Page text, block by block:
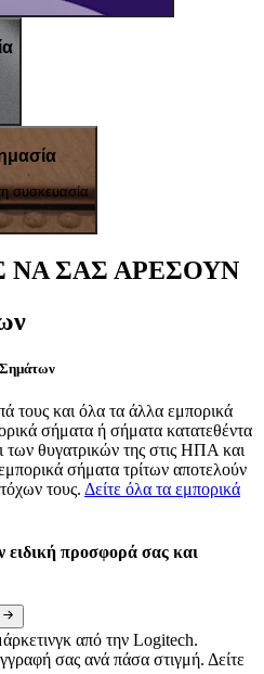
συσκευασία
ΝΑ ΣΑΣ ΑΡΕΣΟΥΝ
τους και όλα τα άλλα εμπορικά
σήματα ή σήματα κατατεθέντα
θυγατρικών της στις ΗΠΑ και
σήματα τρίτων αποτελούν
τους. Δείτε όλα τα εμπορικά
ειδική προσφορά σας και
από την Logitech.
σας ανά πάσα στιγμή. Δείτε